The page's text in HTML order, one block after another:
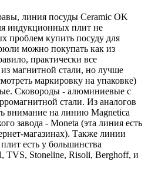
линия посуды Ceramic OK
индукционных плит не
проблем купить посуду для
можно покупать как из
практически все
магнитной стали, но лучше
маркировку на упаковке)
Сковороды - алюминиевые с
стали. Из аналогов
внимание на линию Magnetica
завода - Moneta (эта линия есть
магазинах). Также линии
есть у большинства
TVS, Stoneline, Risoli, Berghoff, и